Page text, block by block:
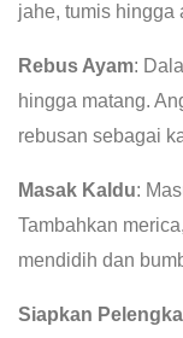
jahe, tumis hingga
Rebus Ayam:
hingga matang.
rebusan sebagai
Masak Kaldu:
Tambahkan
mendidih dan
Siapkan